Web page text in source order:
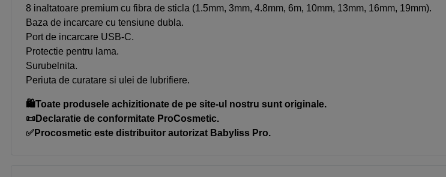
8 inaltatoare premium cu fibra de sticla (1.5mm, 3mm, 4.8mm, 6m, 10mm, 13mm, 16mm, 19mm).
Baza de incarcare cu tensiune dubla.
Port de incarcare USB-C.
Protectie pentru lama.
Surubelnita.
Periuta de curatare si ulei de lubrifiere.
🛍️Toate produsele achizitionate de pe site-ul nostru sunt originale.
📜Declaratie de conformitate ProCosmetic.
✅Procosmetic este distribuitor autorizat Babyliss Pro.